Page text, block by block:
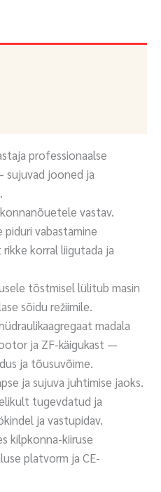
professionaalse
sujuvad jooned ja
vastav.
vabastamine
korral liigutada ja
tõstmisel lülitub masin
sõidu režiimile.
madala
ja ZF-käigukast —
ja tõusuvõime.
ja sujuva juhtimise jaoks.
tugevdatud ja
ja vastupidav.
kilpkonna-kiiruse
platvorm ja CE-